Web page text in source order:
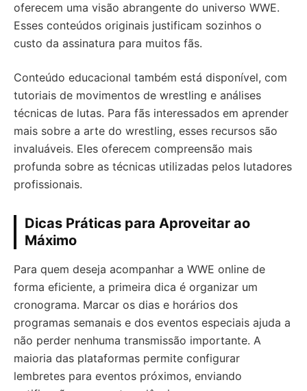
oferecem uma visão abrangente do universo WWE.
Esses conteúdos originais justificam sozinhos o
custo da assinatura para muitos fãs.
Conteúdo educacional também está disponível, com
tutoriais de movimentos de wrestling e análises
técnicas de lutas. Para fãs interessados em aprender
mais sobre a arte do wrestling, esses recursos são
invaluáveis. Eles oferecem compreensão mais
profunda sobre as técnicas utilizadas pelos lutadores
profissionais.
Dicas Práticas para Aproveitar ao
Máximo
Para quem deseja acompanhar a WWE online de
forma eficiente, a primeira dica é organizar um
cronograma. Marcar os dias e horários dos
programas semanais e dos eventos especiais ajuda a
não perder nenhuma transmissão importante. A
maioria das plataformas permite configurar
lembretes para eventos próximos, enviando